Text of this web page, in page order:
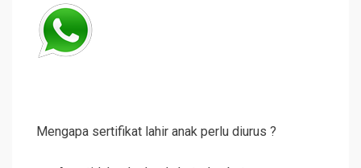
Mengapa sertifikat lahir anak perlu diurus ?